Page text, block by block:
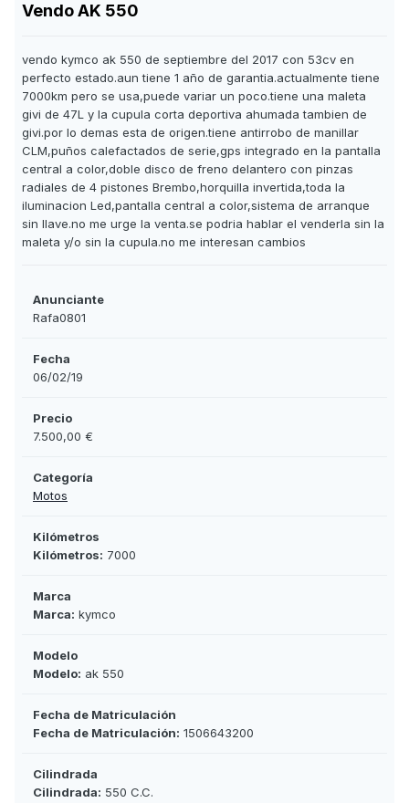
Vendo AK 550
vendo kymco ak 550 de septiembre del 2017 con 53cv en
perfecto estado.aun tiene 1 año de garantia.actualmente tiene
7000km pero se usa,puede variar un poco.tiene una maleta
givi de 47L y la cupula corta deportiva ahumada tambien de
givi.por lo demas esta de origen.tiene antirrobo de manillar
CLM,puños calefactados de serie,gps integrado en la pantalla
central a color,doble disco de freno delantero con pinzas
radiales de 4 pistones Brembo,horquilla invertida,toda la
iluminacion Led,pantalla central a color,sistema de arranque
sin llave.no me urge la venta.se podria hablar el venderla sin la
maleta y/o sin la cupula.no me interesan cambios
Anunciante
Rafa0801
Fecha
06/02/19
Precio
7.500,00 €
Categoría
Motos
Kilómetros
Kilómetros: 7000
Marca
Marca: kymco
Modelo
Modelo: ak 550
Fecha de Matriculación
Fecha de Matriculación: 1506643200
Cilindrada
Cilindrada: 550 C.C.